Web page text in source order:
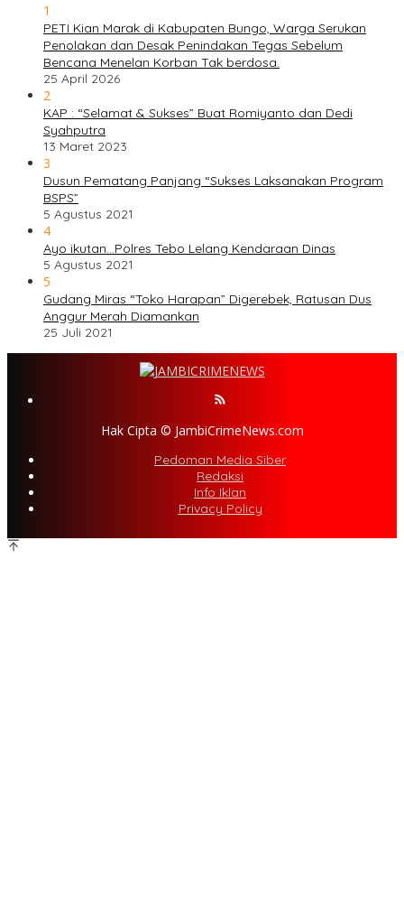
1
PETI Kian Marak di Kabupaten Bungo, Warga Serukan
Penolakan dan Desak Penindakan Tegas Sebelum
Bencana Menelan Korban Tak berdosa.
25 April 2026
2
KAP : “Selamat & Sukses” Buat Romiyanto dan Dedi
Syahputra
13 Maret 2023
3
Dusun Pematang Panjang “Sukses Laksanakan Program
BSPS”
5 Agustus 2021
4
Ayo ikutan…Polres Tebo Lelang Kendaraan Dinas
5 Agustus 2021
5
Gudang Miras “Toko Harapan” Digerebek, Ratusan Dus
Anggur Merah Diamankan
25 Juli 2021
Hak Cipta © JambiCrimeNews.com
Pedoman Media Siber
Redaksi
Info Iklan
Privacy Policy